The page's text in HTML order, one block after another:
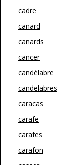
cadre
canard
canards
cancer
candélabre
candelabres
caracas
carafe
carafes
carafon